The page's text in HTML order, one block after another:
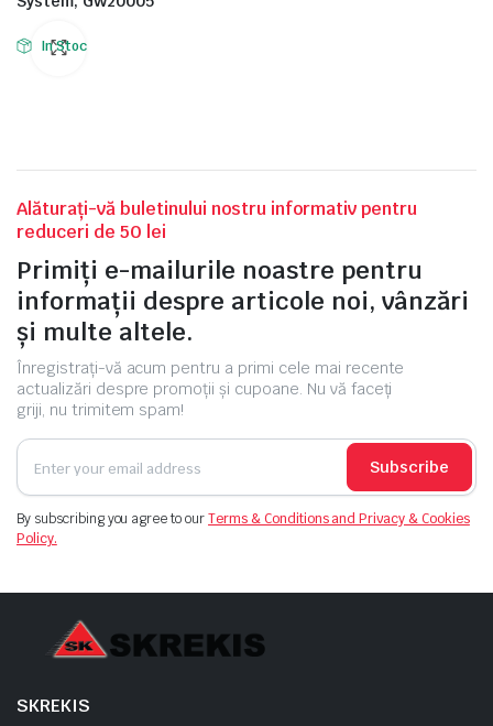
In Stoc
Alăturați-vă buletinului nostru informativ pentru
reduceri de 50 lei
Primiți e-mailurile noastre pentru
informații despre articole noi, vânzări
și multe altele.
Înregistrați-vă acum pentru a primi cele mai recente
actualizări despre promoții și cupoane. Nu vă faceți
griji, nu trimitem spam!
Subscribe
By subscribing you agree to ourTerms & Conditions and Privacy & Cookies
Policy.
SKREKIS